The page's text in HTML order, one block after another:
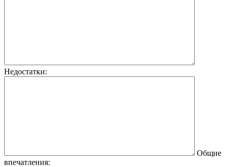
Недостатки:
Общие
впечатления: